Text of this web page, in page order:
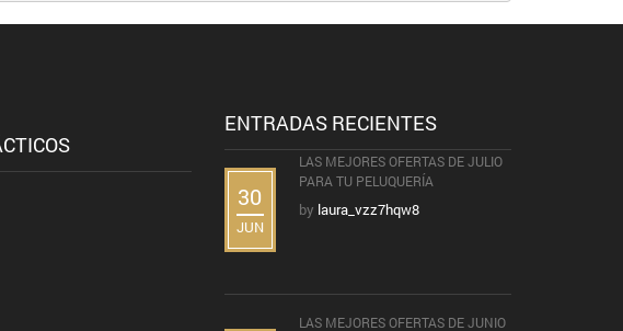
ENTRADAS RECIENTES
30
JUN
LAS MEJORES OFERTAS DE JULIO
PARA TU PELUQUERÍA
by laura_vzz7hqw8
LAS MEJORES OFERTAS DE JUNIO